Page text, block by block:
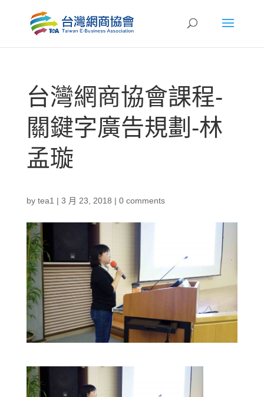
台灣網商協會課程-
關鍵字廣告規劃-林
孟璇
by tea1 | 3 月 23, 2018 | 0 comments